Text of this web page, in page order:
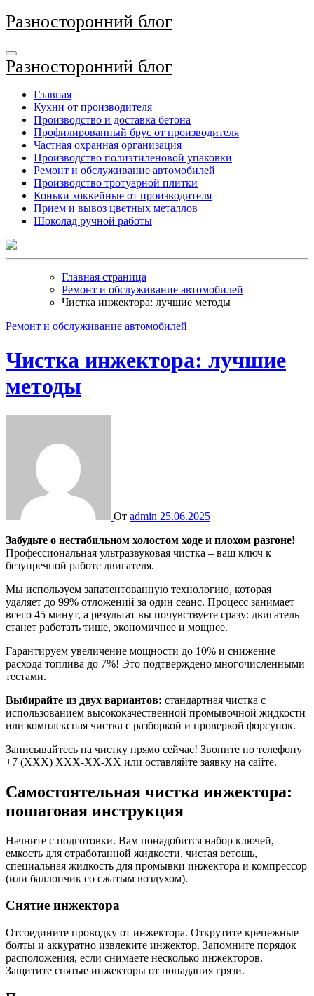
Перейти
к
Разносторонний блог
Разносторонний блог
Главная
Кухни от производителя
Производство и доставка бетона
Профилированный брус от производителя
Частная охранная организация
Производство полиэтиленовой упаковки
Ремонт и обслуживание автомобилей
Производство тротуарной плитки
Коньки хоккейные от производителя
Прием и вывоз цветных металлов
Шоколад ручной работы
Главная страница
Ремонт и обслуживание автомобилей
Чистка инжектора: лучшие методы
Ремонт и обслуживание автомобилей
Чистка инжектора: лучшие
методы
От admin 25.06.2025
Забудьте о нестабильном холостом ходе и плохом разгоне!
Профессиональная ультразвуковая чистка – ваш ключ к
безупречной работе двигателя.
Мы используем запатентованную технологию, которая
удаляет до 99% отложений за один сеанс. Процесс занимает
всего 45 минут, а результат вы почувствуете сразу: двигатель
станет работать тише, экономичнее и мощнее.
Гарантируем увеличение мощности до 10% и снижение
расхода топлива до 7%! Это подтверждено многочисленными
тестами.
Выбирайте из двух вариантов: стандартная чистка с
использованием высококачественной промывочной жидкости
или комплексная чистка с разборкой и проверкой форсунок.
Записывайтесь на чистку прямо сейчас! Звоните по телефону
+7 (XXX) XXX-XX-XX или оставляйте заявку на сайте.
Самостоятельная чистка инжектора:
пошаговая инструкция
Начните с подготовки. Вам понадобится набор ключей,
емкость для отработанной жидкости, чистая ветошь,
специальная жидкость для промывки инжектора и компрессор
(или баллончик со сжатым воздухом).
Снятие инжектора
Отсоедините проводку от инжектора. Открутите крепежные
болты и аккуратно извлеките инжектор. Запомните порядок
расположения, если снимаете несколько инжекторов.
Защитите снятые инжекторы от попадания грязи.